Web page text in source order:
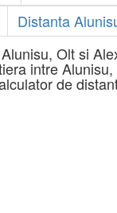
Distanta
Olt si
intre
de